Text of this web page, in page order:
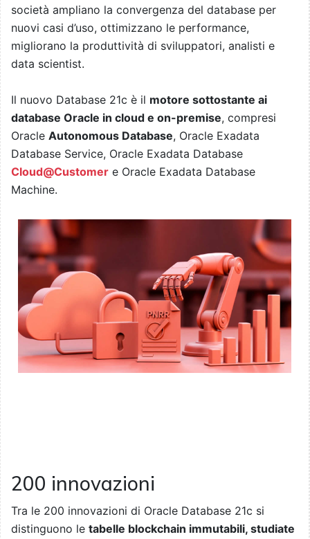
società ampliano la convergenza del database per
nuovi casi d’uso, ottimizzano le performance,
migliorano la produttività di sviluppatori, analisti e
data scientist.
Il nuovo Database 21c è il motore sottostante ai
database Oracle in cloud e on-premise, compresi
Oracle Autonomous Database, Oracle Exadata
Database Service, Oracle Exadata Database
Cloud@Customer e Oracle Exadata Database
Machine.
200 innovazioni
Tra le 200 innovazioni di Oracle Database 21c si
distinguono le tabelle blockchain immutabili, studiate